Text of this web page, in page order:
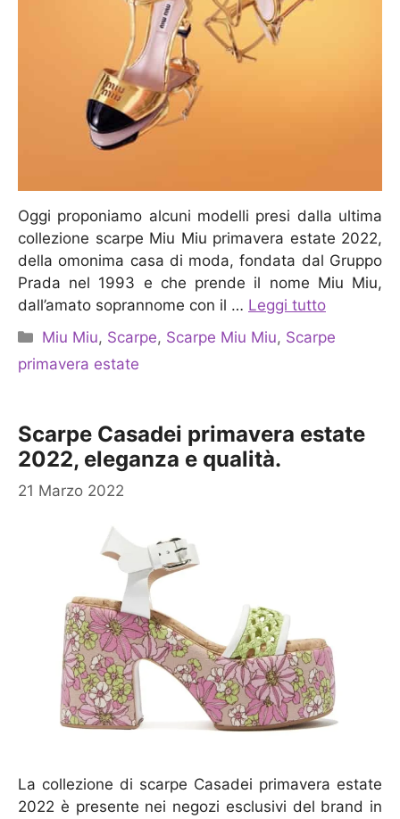
Oggi proponiamo alcuni modelli presi dalla ultima
collezione scarpe Miu Miu primavera estate 2022,
della omonima casa di moda, fondata dal Gruppo
Prada nel 1993 e che prende il nome Miu Miu,
dall’amato soprannome con il … Leggi tutto
Categorie
Miu Miu, Scarpe, Scarpe Miu Miu, Scarpe
primavera estate
Scarpe Casadei primavera estate
2022, eleganza e qualità.
21 Marzo 2022
La collezione di scarpe Casadei primavera estate
2022 è presente nei negozi esclusivi del brand in